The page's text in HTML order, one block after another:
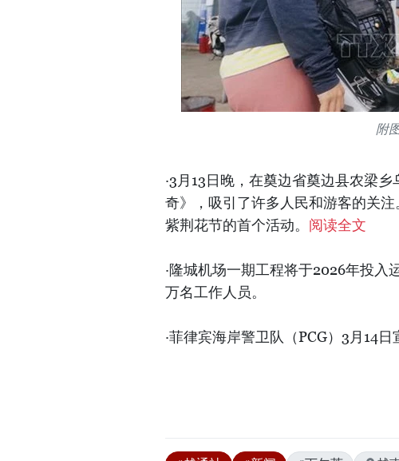
附
·3月13日晚，在奠边省奠边县农梁
奇》，吸引了许多人民和游客的关
紫荆花节的首个活动。 阅读全文
·隆城机场一期工程将于2026年投
万名工作人员。
·菲律宾海岸警卫队（PCG）3月14